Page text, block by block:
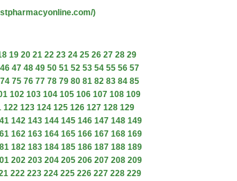
)
19 20 21 22 23 24 25 26 27 28 29
46 47 48 49 50 51 52 53 54 55 56 57
74 75 76 77 78 79 80 81 82 83 84 85
102 103 104 105 106 107 108 109
122 123 124 125 126 127 128 129
142 143 144 145 146 147 148 149
162 163 164 165 166 167 168 169
182 183 184 185 186 187 188 189
202 203 204 205 206 207 208 209
222 223 224 225 226 227 228 229